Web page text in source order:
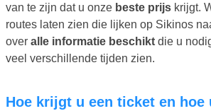
van te zijn dat u onze beste prijs krijgt.
routes laten zien die lijken op Sikinos
over alle informatie beschikt die u
veel verschillende tijden zien.
Hoe krijgt u een ticket en hoe u uw ticket